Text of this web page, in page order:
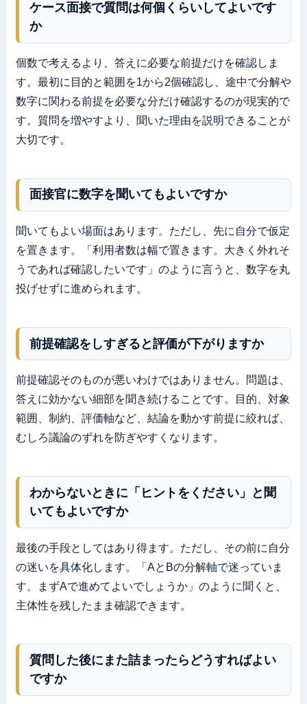
ケース面接で質問は何個くらいしてよいです
か
個数で考えるより、答えに必要な前提だけを確認しま
す。最初に目的と範囲を1から2個確認し、途中で分解や
数字に関わる前提を必要な分だけ確認するのが現実的で
す。質問を増やすより、聞いた理由を説明できることが
大切です。
面接官に数字を聞いてもよいですか
聞いてもよい場面はあります。ただし、先に自分で仮定
を置きます。「利用者数は幅で置きます。大きく外れそ
うであれば確認したいです」のように言うと、数字を丸
投げせずに進められます。
前提確認をしすぎると評価が下がりますか
前提確認そのものが悪いわけではありません。問題は、
答えに効かない細部を聞き続けることです。目的、対象
範囲、制約、評価軸など、結論を動かす前提に絞れば、
むしろ議論のずれを防ぎやすくなります。
わからないときに「ヒントをください」と聞
いてもよいですか
最後の手段としてはあり得ます。ただし、その前に自分
の迷いを具体化します。「AとBの分解軸で迷っていま
す。まずAで進めてよいでしょうか」のように聞くと、
主体性を残したまま確認できます。
質問した後にまた詰まったらどうすればよい
ですか